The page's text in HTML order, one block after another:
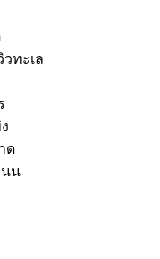
ทะเล
ด
น